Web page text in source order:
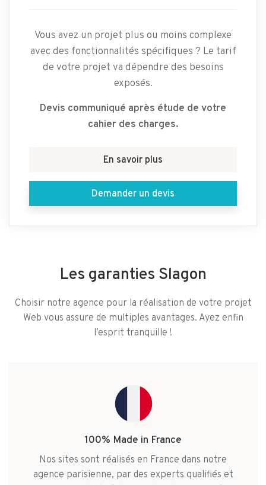
Vous avez un projet plus ou moins complexe
avec des fonctionnalités spécifiques ? Le tarif
de votre projet va dépendre des besoins
exposés.
Devis communiqué après étude de votre
cahier des charges.
En savoir plus
Demander un devis
Les garanties Slagon
Choisir notre agence pour la réalisation de votre projet
Web vous assure de multiples avantages. Ayez enfin
l’esprit tranquille !
100% Made in France
Nos sites sont réalisés en France dans notre
agence parisienne, par des experts qualifiés et